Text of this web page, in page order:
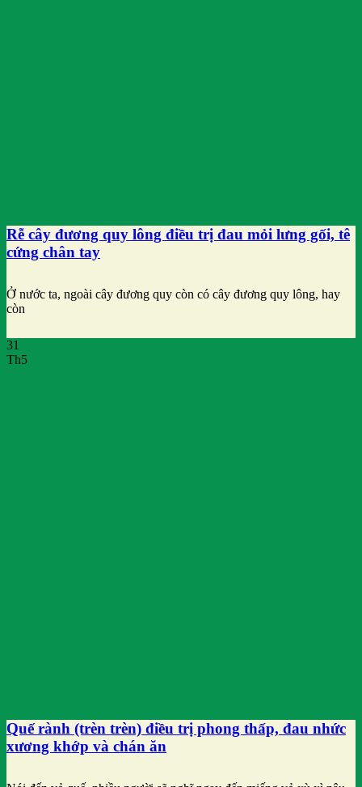
Rễ cây đương quy lông điều trị đau mỏi lưng gối, tê
cứng chân tay
Ở nước ta, ngoài cây đương quy còn có cây đương quy lông, hay
còn
31
Th5
Quế rành (trèn trèn) điều trị phong thấp, đau nhức
xương khớp và chán ăn